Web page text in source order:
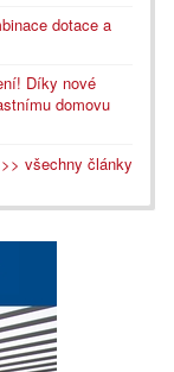
dotace a
Díky nové
domovu
>> všechny články